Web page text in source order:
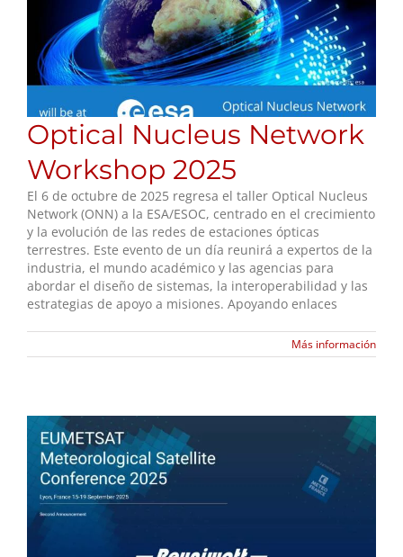
Optical Nucleus Network
Workshop 2025
El 6 de octubre de 2025 regresa el taller Optical Nucleus
Network (ONN) a la ESA/ESOC, centrado en el crecimiento
y la evolución de las redes de estaciones ópticas
terrestres. Este evento de un día reunirá a expertos de la
industria, el mundo académico y las agencias para
abordar el diseño de sistemas, la interoperabilidad y las
estrategias de apoyo a misiones. Apoyando enlaces
Más información